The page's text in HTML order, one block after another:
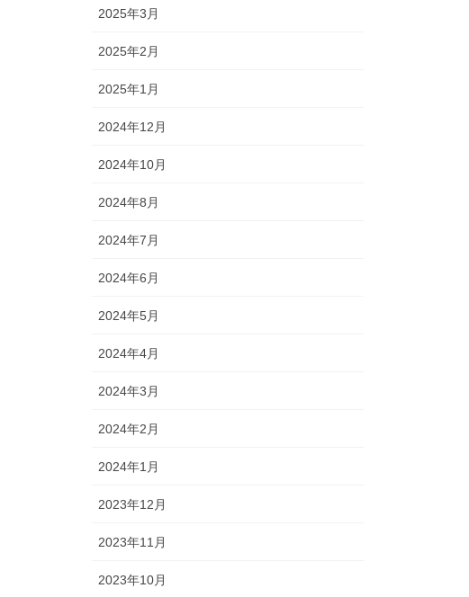
2025年3月
2025年2月
2025年1月
2024年12月
2024年10月
2024年8月
2024年7月
2024年6月
2024年5月
2024年4月
2024年3月
2024年2月
2024年1月
2023年12月
2023年11月
2023年10月